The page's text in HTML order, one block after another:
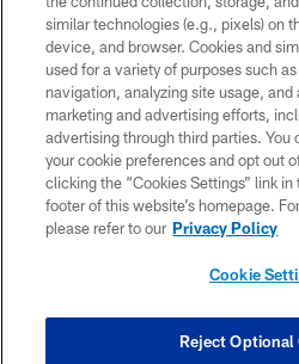
© 2026 Pittsburgh Steelers.
PRIVACY
TERMS OF
CONTACT
SITE MAP
COOKIE
similar technologies (e.g., pixels) on
device, and browser. Cookies and
used for a variety of purposes such
navigation, analyzing site usage, and
marketing and advertising efforts,
advertising through third parties. You
your cookie preferences and opt out
clicking the “Cookies Settings” link
footer of this website’s homepage.
please refer to our Privacy Policy
Cookie
Reject Optional